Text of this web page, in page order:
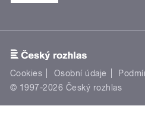
Cookies Osobní údaje
© 1997-2026 Český rozhlas